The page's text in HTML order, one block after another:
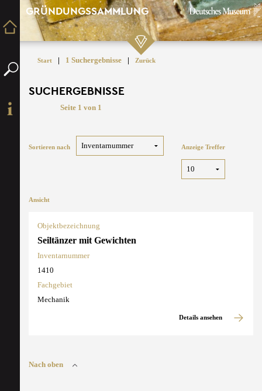
GRÜNDUNGSSAMMLUNG
Start | 1 Suchergebnisse | Zurück
SUCHERGEBNISSE
Seite 1 von 1
Sortieren nach Anzeige Treffer
Ansicht
Objektbezeichnung
Seiltänzer mit Gewichten
Inventarnummer
1410
Fachgebiet
Mechanik
Details ansehen
Nach oben